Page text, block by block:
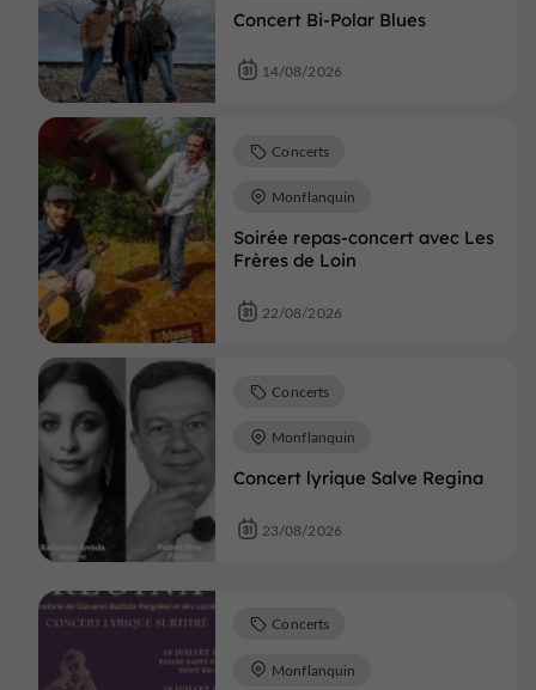
Concert Bi-Polar Blues
14/08/2026
Soirée repas-concert avec Les
Frères de Loin
Concerts
Monflanquin
22/08/2026
Concert lyrique Salve Regina
Concerts
Monflanquin
23/08/2026
Concerts
Monflanquin